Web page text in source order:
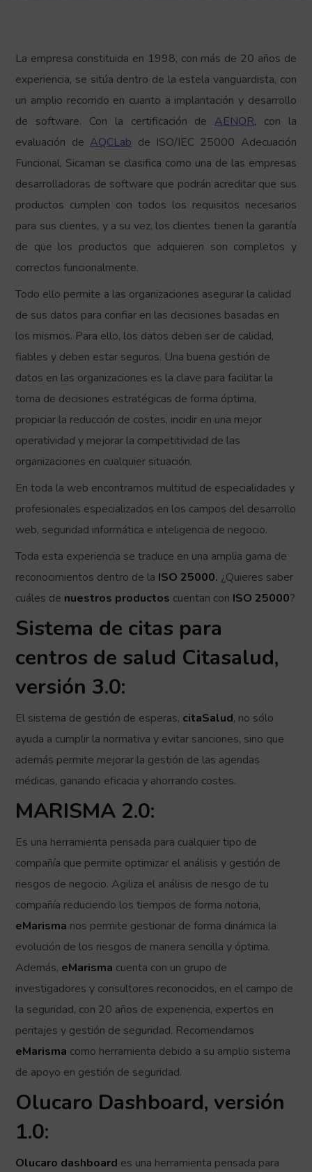
La empresa constituida en 1998, con más de 20 años de
experiencia, se sitúa dentro de la estela vanguardista, con
un amplio recorrido en cuanto a implantación y desarrollo
de software. Con la certificación de AENOR, con la
evaluación de AQCLab de ISO/IEC 25000 Adecuación
Funcional, Sicaman se clasifica como una de las empresas
desarrolladoras de software que podrán acreditar que sus
productos cumplen con todos los requisitos necesarios
para sus clientes, y a su vez, los clientes tienen la garantía
de que los productos que adquieren son completos y
correctos funcionalmente.
Todo ello permite a las organizaciones asegurar la calidad
de sus datos para confiar en las decisiones basadas en
los mismos. Para ello, los datos deben ser de calidad,
fiables y deben estar seguros. Una buena gestión de
datos en las organizaciones es la clave para facilitar la
toma de decisiones estratégicas de forma óptima,
propiciar la reducción de costes, incidir en una mejor
operatividad y mejorar la competitividad de las
organizaciones en cualquier situación.
En toda la web encontramos multitud de especialidades y
profesionales especializados en los campos del desarrollo
web, seguridad informática e inteligencia de negocio.
Toda esta experiencia se traduce en una amplia gama de
reconocimientos dentro de la ISO 25000. ¿Quieres saber
cuáles de nuestros productos cuentan con ISO 25000?
Sistema de citas para
centros de salud Citasalud,
versión 3.0:
El sistema de gestión de esperas, citaSalud, no sólo
ayuda a cumplir la normativa y evitar sanciones, sino que
además permite mejorar la gestión de las agendas
médicas, ganando eficacia y ahorrando costes.
MARISMA 2.0:
Es una herramienta pensada para cualquier tipo de
compañía que permite optimizar el análisis y gestión de
riesgos de negocio. Agiliza el análisis de riesgo de tu
compañía reduciendo los tiempos de forma notoria,
eMarisma nos permite gestionar de forma dinámica la
evolución de los riesgos de manera sencilla y óptima.
Además, eMarisma cuenta con un grupo de
investigadores y consultores reconocidos, en el campo de
la seguridad, con 20 años de experiencia, expertos en
peritajes y gestión de seguridad. Recomendamos
eMarisma como herramienta debido a su amplio sistema
de apoyo en gestión de seguridad.
Olucaro Dashboard, versión
1.0:
Olucaro dashboard es una herramienta pensada para